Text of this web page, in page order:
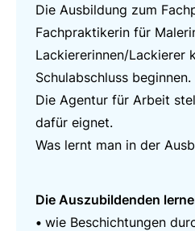
Die Ausbildung zum
Fachpraktikerin für
Lackiererinnen/Lackierer
Schulabschluss beginnen.
Die Agentur für Arbeit
dafür eignet.
Was lernt man in der
Die Auszubildenden
• wie Beschichtungen